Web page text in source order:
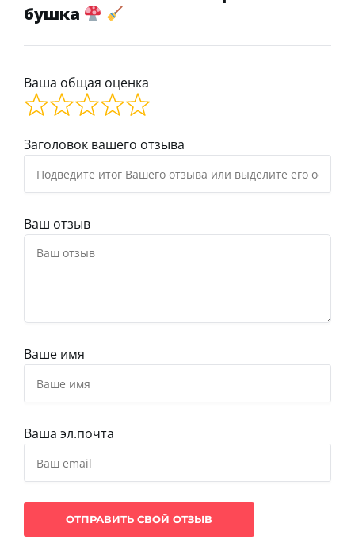
бушка
Ваша общая оценка
Заголовок вашего отзыва
Ваш отзыв
Ваше имя
Ваша эл.почта